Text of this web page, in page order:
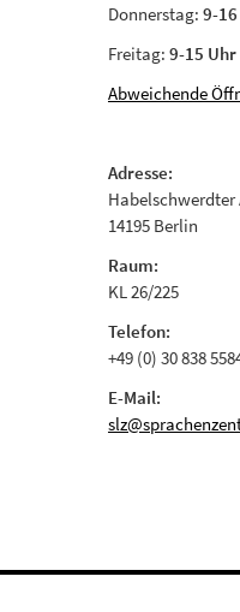
Donnerstag:9-
Freitag:9-15 Uhr
Abweichende
Adresse:
Habelschwerdter
14195 Berlin
Raum:
KL 26/225
Telefon:
+49 (0) 30 838
E-Mail: